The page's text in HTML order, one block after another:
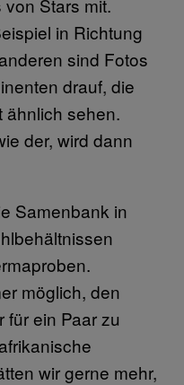
in Richtung
sind Fotos
drauf, die
ähnlich sehen.
der, wird dann
Samenbank in
möglich, den
ein Paar zu
wir gerne mehr,